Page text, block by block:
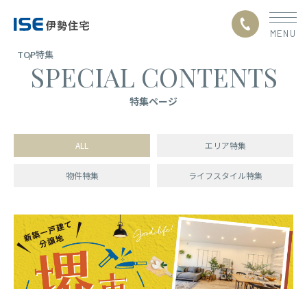
TOP
私たちの約束
ABOUT ISE 伊勢住宅の家づくりについて
物件を探す
GALLERY 事例紹介
COMPANY 企業情報
TOP特集
SPECIAL CONTENTS
特集ページ
ALL エリア特集
物件特集 ライフスタイル特集